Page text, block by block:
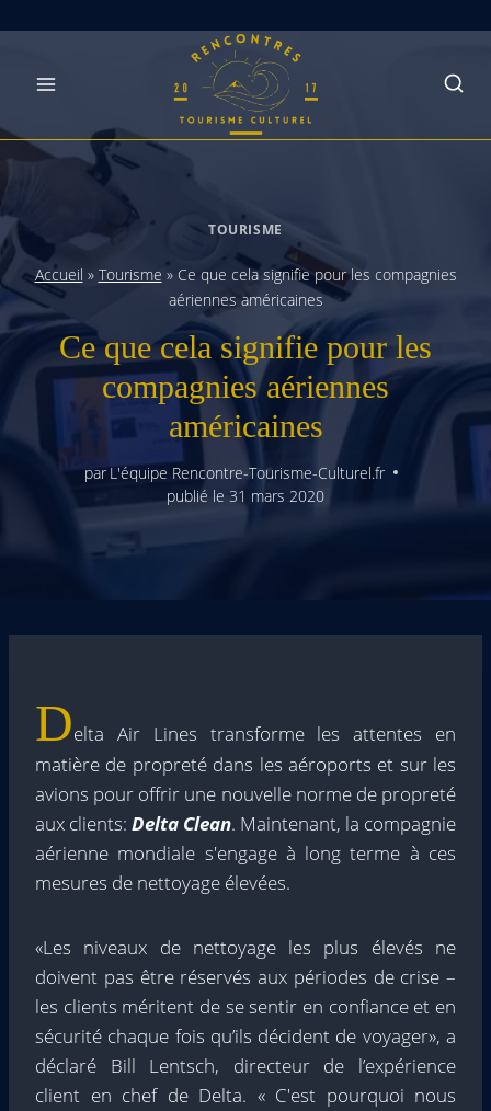
TOURISME
Accueil » Tourisme » Ce que cela signifie pour les compagnies
aériennes américaines
Ce que cela signifie pour les
compagnies aériennes
américaines
parL'équipe Rencontre-Tourisme-Culturel.fr
publié le 31 mars 2020
Delta Air Lines transforme les attentes en
matière de propreté dans les aéroports et sur les
avions pour offrir une nouvelle norme de propreté
aux clients: Delta Clean. Maintenant, la compagnie
aérienne mondiale s'engage à long terme à ces
mesures de nettoyage élevées.
«Les niveaux de nettoyage les plus élevés ne
doivent pas être réservés aux périodes de crise –
les clients méritent de se sentir en confiance et en
sécurité chaque fois qu’ils décident de voyager», a
déclaré Bill Lentsch, directeur de l’expérience
client en chef de Delta. « C'est pourquoi nous